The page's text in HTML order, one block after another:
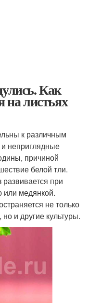
Как
на листьях
к различным
неприглядные
причиной
белой тли.
при
или медянкой.
не только
и другие культуры.